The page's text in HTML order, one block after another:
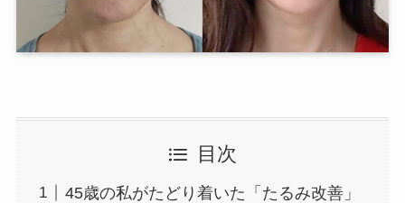
目次
45歳の私がたどり着いた「たるみ改善」